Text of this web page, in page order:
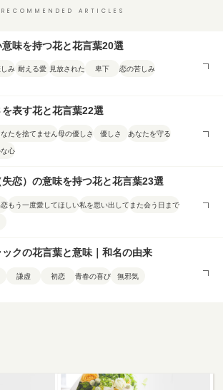
RECOMMENDED ARTICLES
味を持つ花と花言葉20選
み 耐える愛 見放された 卑下 恋の苦しみ
表す花と花言葉22選
たを捨てません 母の優しさ 優しさ あなたを守る
心
失恋）の意味を持つ花と花言葉23選
もう一度愛してほしい私を思い出して また会う日まで
ックの花言葉と意味｜和名の由来
謙虚 初恋 青春の喜び 無邪気